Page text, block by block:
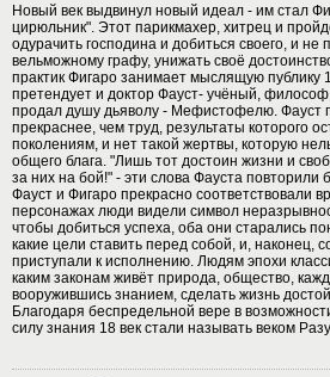
Новый век выдвинул новый идеал - им стал
цирюльник". Этот парикмахер, хитрец и
одурачить господина и добиться своего, и не
вельможному графу, унижать своё
практик Фигаро занимает мыслящую публику
претендует и доктор Фауст- учёный,
продал душу дьяволу - Мефистофелю. Фауст
прекраснее, чем труд, результаты которого
поколениям, и нет такой жертвы, которую
общего блага. "Лишь тот достоин жизни и
за них на бой!" - эти слова Фауста повторили
Фауст и Фигаро прекрасно соответствовали
персонажах люди видели символ
чтобы добиться успеха, оба они старались
какие цели ставить перед собой, и, наконец,
приступали к исполнению. Людям эпохи
каким законам живёт природа, общество,
вооружившись знанием, сделать жизнь
Благодаря беспредельной вере в
силу знания 18 век стали называть веком